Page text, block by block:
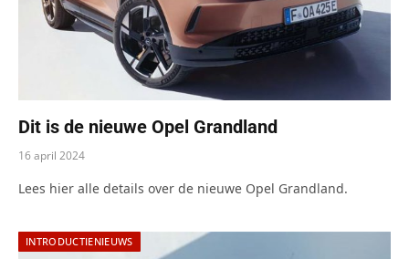
Dit is de nieuwe Opel Grandland
16 april 2024
Lees hier alle details over de nieuwe Opel Grandland.
INTRODUCTIENIEUWS